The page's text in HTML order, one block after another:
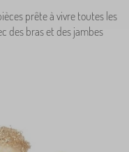
prête à vivre toutes les
des bras et des jambes